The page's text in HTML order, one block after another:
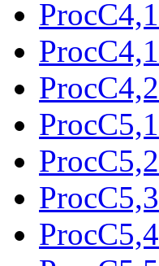
ProcC5,1
ProcC5,2
ProcC5,3
ProcC5,4